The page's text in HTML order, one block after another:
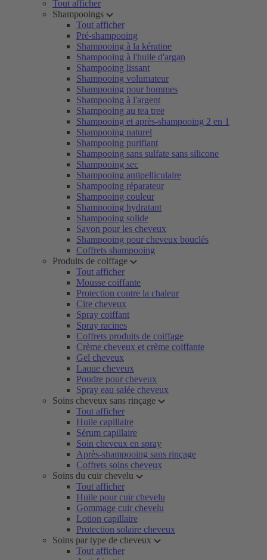
Tout afficher
Shampooings
Tout afficher
Pré-shampooing
Shampooing à la kératine
Shampooing à l'huile d'argan
Shampooing lissant
Shampooing volumateur
Shampooing pour hommes
Shampooing à l'argent
Shampooing au tea tree
Shampooing et après-shampooing 2 en 1
Shampooing naturel
Shampooing purifiant
Shampooing sans sulfate sans silicone
Shampooing sec
Shampooing antipelliculaire
Shampooing réparateur
Shampooing couleur
Shampooing hydratant
Shampooing solide
Savon pour les cheveux
Shampooing pour cheveux bouclés
Coffrets shampooing
Produits de coiffage
Tout afficher
Mousse coiffante
Protection contre la chaleur
Cire cheveux
Spray coiffant
Spray racines
Coffrets produits de coiffage
Crème cheveux et crème coiffante
Gel cheveux
Laque cheveux
Poudre pour cheveux
Spray eau salée cheveux
Soins cheveux sans rinçage
Tout afficher
Huile capillaire
Sérum capillaire
Soin cheveux en spray
Après-shampooing sans rinçage
Coffrets soins cheveux
Soins du cuir chevelu
Tout afficher
Huile pour cuir chevelu
Gommage cuir chevelu
Lotion capillaire
Protection solaire cheveux
Soins par type de cheveux
Tout afficher